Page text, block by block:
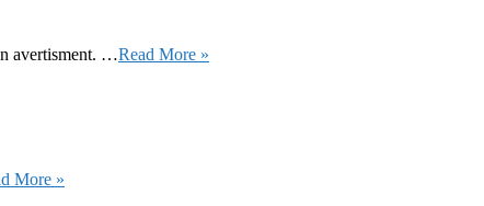
avertisment. …Read More »
More »